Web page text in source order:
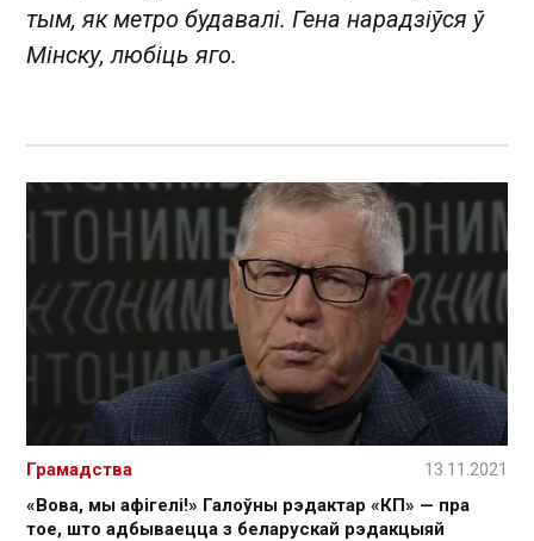
тым, як метро будавалі. Гена нарадзіўся ў
Мінску, любіць яго.
«Вова, мы афігелі!» Галоўны рэдактар «КП» — пра
тое, што адбываецца з беларускай рэдакцыяй
Грамадства 13.11.2021